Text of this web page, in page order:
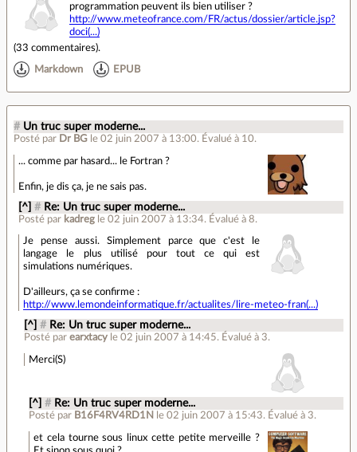
programmation peuvent ils bien utiliser ?
http://www.meteofrance.com/FR/actus/dossier/article.jsp?
doci(...)
(33 commentaires).
Markdown EPUB
# Un truc super moderne...
Posté par Dr BG le 02 juin 2007 à 13:00. Évalué à 10.
... comme par hasard... le Fortran ?
Enfin, je dis ça, je ne sais pas.
[^] # Re: Un truc super moderne...
Posté par kadreg le 02 juin 2007 à 13:34. Évalué à8.
Je pense aussi. Simplement parce que c'est le
langage le plus utilisé pour tout ce qui est
simulations numériques.
D'ailleurs, ça se confirme :
http://www.lemondeinformatique.fr/actualites/lire-meteo-fran(...)
[^] # Re: Un truc super moderne...
Posté par earxtacy le 02 juin 2007 à 14:45.Évalué à 3.
Merci(S)
[^] # Re: Un truc super moderne...
Posté par B16F4RV4RD1N le 02 juin 2007 à 15:43. Évalué à 3.
et cela tourne sous linux cette petite merveille ?